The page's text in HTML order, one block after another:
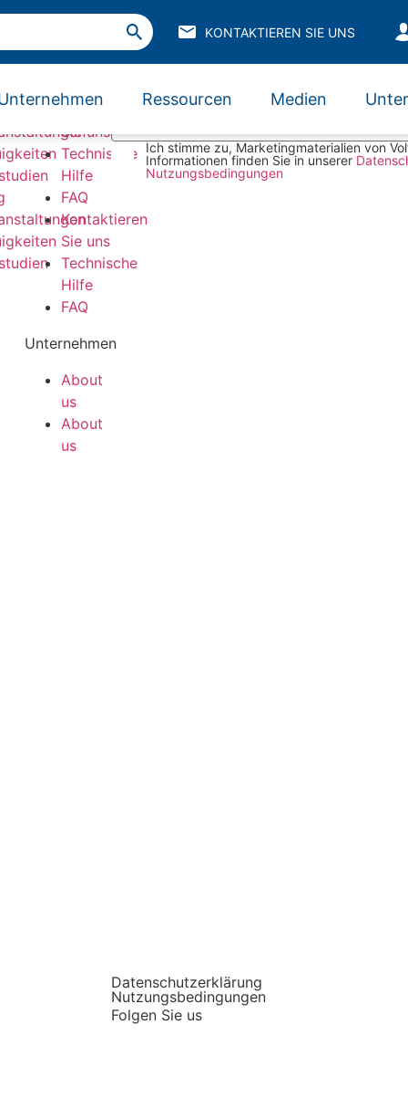
KONTAKTIEREN SIE UNS
Ressourcen Medien
Small Pulley
Kontaktieren
Sie uns
Technische
Hilfe
FAQ
Kontaktieren
Sie uns
Technische
Hilfe
FAQ
Unternehmen
About
us
About
us
Ich stimme zu, Marketingmaterialien von
Informationen finden Sie in unserer
Nutzungsbedingungen
Datenschutzerklärung
Nutzungsbedingungen
Folgen Sie us